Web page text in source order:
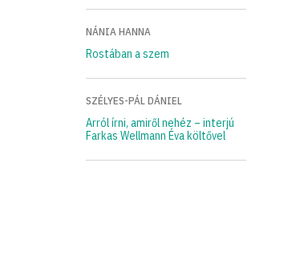
NÁNIA HANNA
Rostában a szem
SZÉLYES-PÁL DÁNIEL
Arról írni, amiről nehéz – interjú
Farkas Wellmann Éva költővel